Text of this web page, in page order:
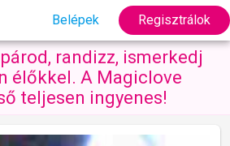
Belépek Regisztrálok
randizz, ismerkedj
élőkkel. A Magiclove
teljesen ingyenes!